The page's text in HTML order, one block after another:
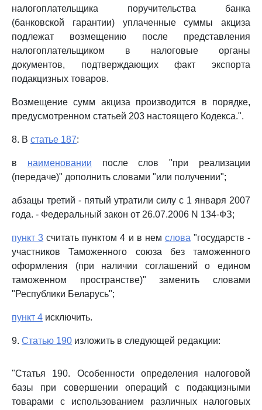
налогоплательщика поручительства банка
(банковской гарантии) уплаченные суммы акциза
подлежат возмещению после представления
налогоплательщиком в налоговые органы
документов, подтверждающих факт экспорта
подакцизных товаров.
Возмещение сумм акциза производится в порядке,
предусмотренном статьей 203 настоящего Кодекса.".
8. В статье 187:
в наименовании после слов "при реализации
(передаче)" дополнить словами "или получении";
абзацы третий - пятый утратили силу с 1 января 2007
года. - Федеральный закон от 26.07.2006 N 134-ФЗ;
пункт 3 считать пунктом 4 и в нем слова "государств -
участников Таможенного союза без таможенного
оформления (при наличии соглашений о едином
таможенном пространстве)" заменить словами
"Республики Беларусь";
пункт 4 исключить.
9. Статью 190 изложить в следующей редакции:
"Статья 190. Особенности определения налоговой
базы при совершении операций с подакцизными
товарами с использованием различных налоговых